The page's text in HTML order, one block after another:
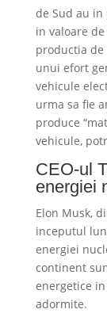
de Sud au
in valoare
productia
unui efort
vehicule
urma sa fie
produce
vehicule,
CEO-ul
energiei
Elon Musk,
inceputul
energiei
continent
energetice
adormite.